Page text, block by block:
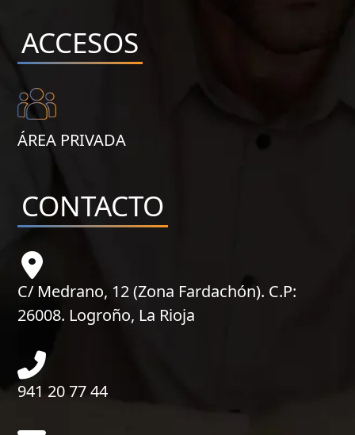
ACCESOS
ÁREA PRIVADA
CONTACTO
C/ Medrano, 12 (Zona Fardachón). C.P:
26008. Logroño, La Rioja
941 20 77 44